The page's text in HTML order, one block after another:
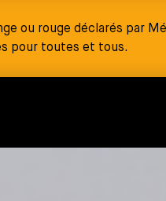
ou rouge déclarés par
pour toutes et tous.